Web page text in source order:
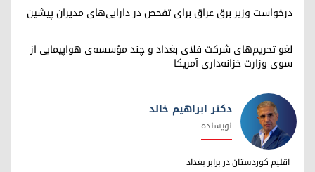
درخواست وزیر برق عراق برای تفحص در دارایی‌های مدیران پیشین
لغو تحریم‌های شرکت فلای بغداد و چند مؤسسه‌ی هواپیمایی از
سوی وزارت خزانه‌داری آمریکا
دکتر ابراهیم خالد
دکتر ابراهیم خالد
نویسنده
اقلیم کوردستان در برابر بغداد